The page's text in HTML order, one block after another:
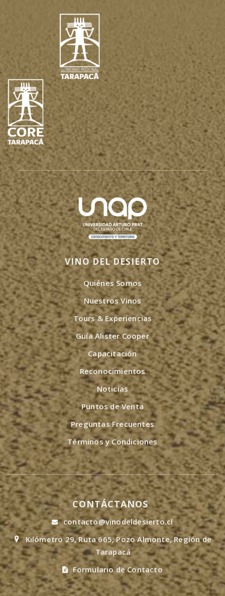
VINO DEL DESIERTO
Quiénes Somos
Nuestros Vinos
Tours & Experiencias
Guía Alister Cooper
Capacitación
Reconocimientos
Noticias
Puntos de Venta
Preguntas Frecuentes
Términos y Condiciones
CONTÁCTANOS
contacto@vinodeldesierto.cl
Kilómetro 29, Ruta 665, Pozo Almonte, Región de
Tarapacá
Formulario de Contacto